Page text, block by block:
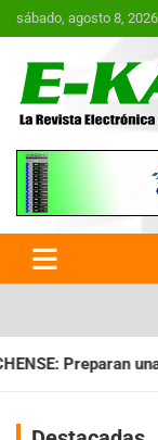
Saltar
al
sábado, agosto 8, 2026
E-
Argentina
a puro